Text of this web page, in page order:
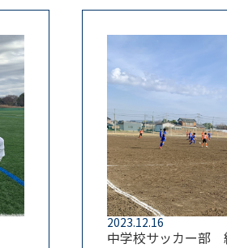
2023.12.16
中学校サッカー部